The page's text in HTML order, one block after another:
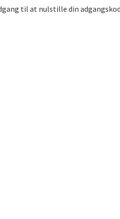
til at nulstille din